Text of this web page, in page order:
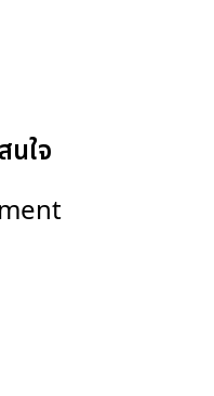
นใจ